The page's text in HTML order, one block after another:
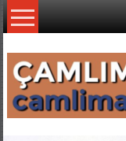
İçeriğe
geç